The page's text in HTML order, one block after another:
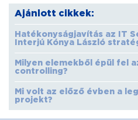
Ajánlott cikkek:
Hatékonyságjavítás az IT
Interjú Kónya László
Milyen elemekből épül fel
controlling?
Mi volt az előző évben a
projekt?